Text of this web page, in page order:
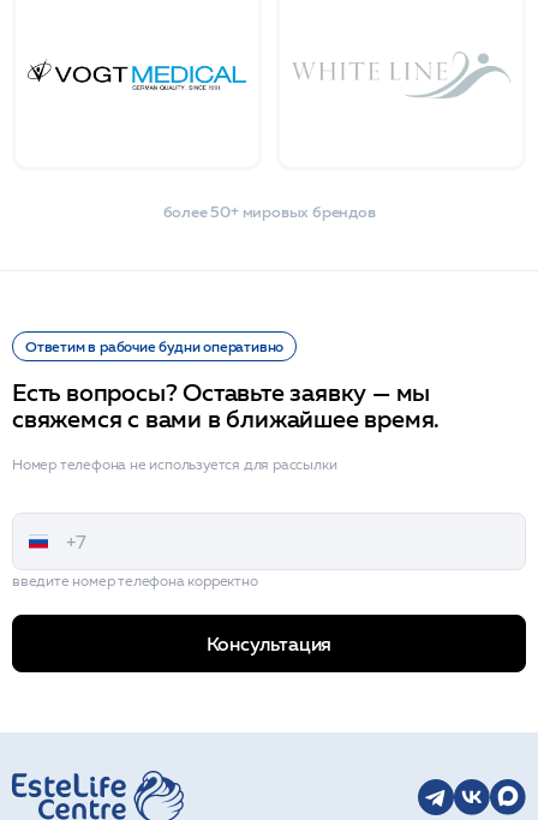
более 50+ мировых брендов
Ответим в рабочие будни оперативно
Есть вопросы? Оставьте заявку — мы
свяжемся с вами в ближайшее время.
Номер телефона не используется для рассылки
введите номер телефона корректно
Консультация